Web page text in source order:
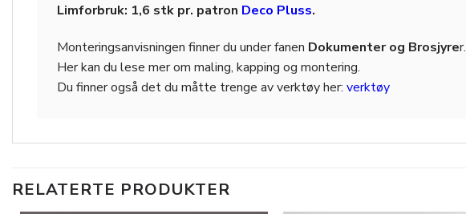
Limforbruk: 1,6 stk pr. patron Deco Pluss.
Monteringsanvisningen finner du under fanen Dokumenter og Brosjyrer.
Her kan du lese mer om maling, kapping og montering.
Du finner også det du måtte trenge av verktøy her: verktøy
RELATERTE PRODUKTER